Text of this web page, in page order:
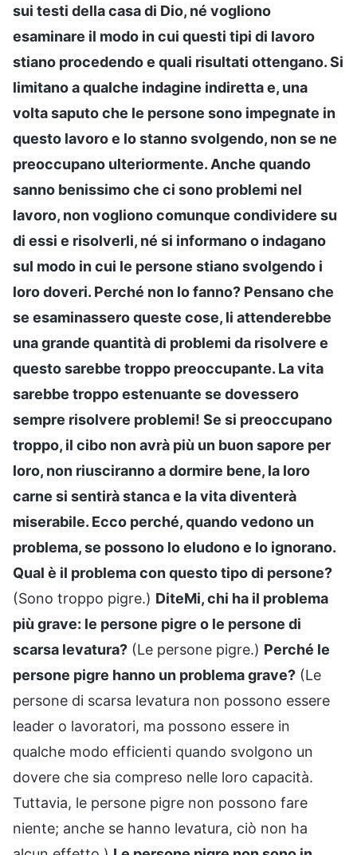
sui testi della casa di Dio, né vogliono
esaminare il modo in cui questi tipi di lavoro
stiano procedendo e quali risultati ottengano. Si
limitano a qualche indagine indiretta e, una
volta saputo che le persone sono impegnate in
questo lavoro e lo stanno svolgendo, non se ne
preoccupano ulteriormente. Anche quando
sanno benissimo che ci sono problemi nel
lavoro, non vogliono comunque condividere su
di essi e risolverli, né si informano o indagano
sul modo in cui le persone stiano svolgendo i
loro doveri. Perché non lo fanno? Pensano che
se esaminassero queste cose, li attenderebbe
una grande quantità di problemi da risolvere e
questo sarebbe troppo preoccupante. La vita
sarebbe troppo estenuante se dovessero
sempre risolvere problemi! Se si preoccupano
troppo, il cibo non avrà più un buon sapore per
loro, non riusciranno a dormire bene, la loro
carne si sentirà stanca e la vita diventerà
miserabile. Ecco perché, quando vedono un
problema, se possono lo eludono e lo ignorano.
Qual è il problema con questo tipo di persone?
(Sono troppo pigre.) DiteMi, chi ha il problema
più grave: le persone pigre o le persone di
scarsa levatura? (Le persone pigre.) Perché le
persone pigre hanno un problema grave? (Le
persone di scarsa levatura non possono essere
leader o lavoratori, ma possono essere in
qualche modo efficienti quando svolgono un
dovere che sia compreso nelle loro capacità.
Tuttavia, le persone pigre non possono fare
niente; anche se hanno levatura, ciò non ha